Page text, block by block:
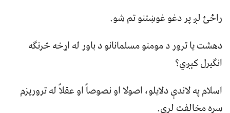
راځئ لږ پر دغو غوښتنو تم شو.
دهشت يا ترور د مومنو مسلمانانو د باور له اړخه څرنګه
انګيرل کېږي؟
اسلام په لاندې دلايلو، اصولا او نصوصاً او عقلاً له تروريزم
سره مخالفت لري.